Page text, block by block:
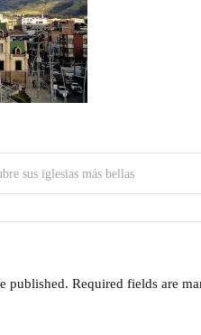
sus iglesias más bellas
published. Required fields are